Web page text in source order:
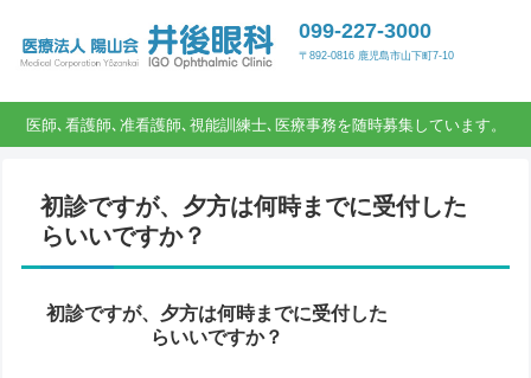
099-227-3000
〒892-0816 鹿児島市山下町7-10
医師､看護師､准看護師､視能訓練士､医療事務を随時募集しています。
初診ですが、夕方は何時までに受付した
らいいですか？
初診ですが、夕方は何時までに受付した
らいいですか？